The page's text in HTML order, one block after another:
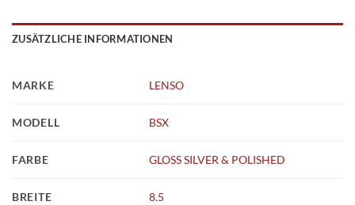
ZUSÄTZLICHE INFORMATIONEN
MARKE LENSO
MODELL BSX
FARBE GLOSS SILVER & POLISHED
BREITE 8.5